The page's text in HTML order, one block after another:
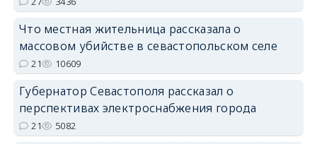
Что местная жительница рассказала о
массовом убийстве в севастопольском селе
21 10609
Губернатор Севастополя рассказал о
перспективах электроснабжения города
21 5082